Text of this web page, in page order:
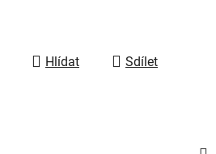
Hlídat Sdílet